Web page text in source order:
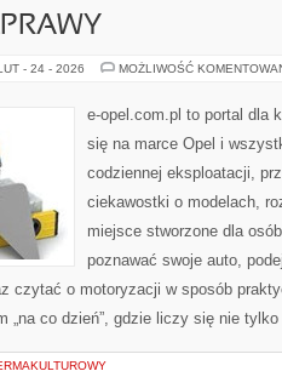
- 24 - 2026 MOŻLIWOŚĆ
e-opel.com.pl to portal dla
się na marce Opel i
codziennej eksploatacji,
ciekawostki o modelach,
miejsce stworzone dla
poznawać swoje auto,
czytać o motoryzacji w sposób
„na co dzień”, gdzie liczy się nie